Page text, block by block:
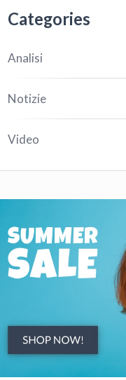
Categories
Analisi
Notizie
Video